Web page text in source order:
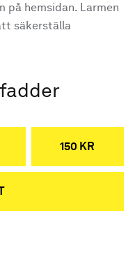
på hemsidan. Larmen
säkerställa
150 KR